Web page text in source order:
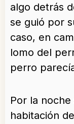
algo detrás
se guió por
caso, en
lomo del
perro
Por la
habitación